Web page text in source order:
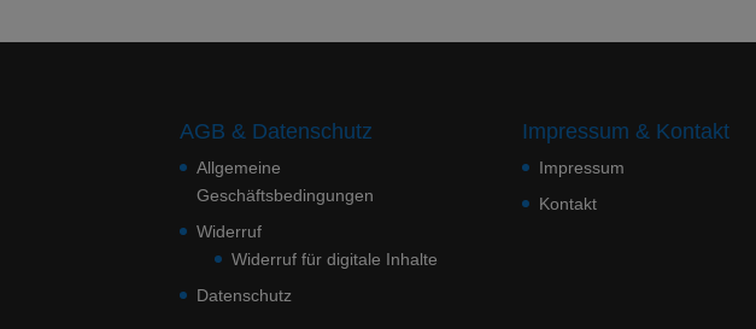
AGB & Datenschutz
Allgemeine
Geschäftsbedingungen
Widerruf
Widerruf für digitale Inhalte
Datenschutz
Impressum & Kontakt
Impressum
Kontakt